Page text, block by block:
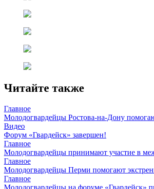
Читайте также
Главное
Молодогвардейцы Ростова-на-Дону
Видео
Форум «Гвардейск» завершен!
Главное
Молодогвардейцы принимают участие в
Главное
Молодогвардейцы Перми помогают
Главное
Молодогвардейцы на форуме «Гвардейск»